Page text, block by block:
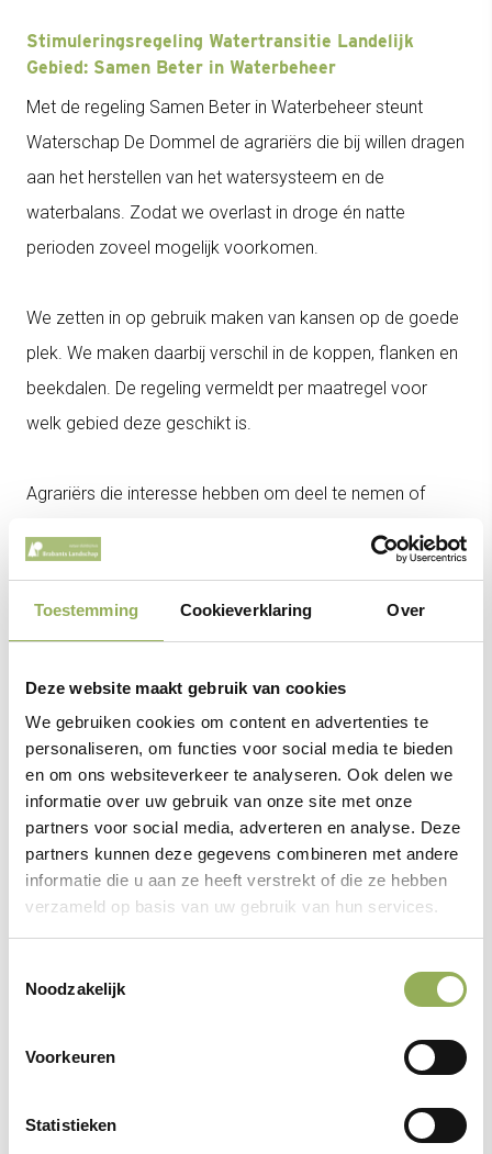
Toestemming Cookieverklaring Over
Deze website maakt gebruik van cookies
We gebruiken cookies om content en advertenties te
personaliseren, om functies voor social media te bieden
en om ons websiteverkeer te analyseren. Ook delen we
informatie over uw gebruik van onze site met onze
partners voor social media, adverteren en analyse. Deze
partners kunnen deze gegevens combineren met andere
informatie die u aan ze heeft verstrekt of die ze hebben
verzameld op basis van uw gebruik van hun services.
Noodzakelijk
Voorkeuren
Statistieken
Stimuleringsregeling Watertransitie Landelijk
Gebied: Samen Beter in Waterbeheer
Met de regeling Samen Beter in Waterbeheer steunt
Waterschap De Dommel de agrariërs die bij willen dragen
aan het herstellen van het watersysteem en de
waterbalans. Zodat we overlast in droge én natte
perioden zoveel mogelijk voorkomen.
We zetten in op gebruik maken van kansen op de goede
plek. We maken daarbij verschil in de koppen, flanken en
beekdalen. De regeling vermeldt per maatregel voor
welk gebied deze geschikt is.
Agrariërs die interesse hebben om deel te nemen of
melden.
Stimuleringsregeling Landschap 2.0
Ligt jouw grond niet in een werkgebied voor het agrarisch
natuurbeheer, maar je hebt belangstelling voor de aanleg
van bloemrijke randen of landschapselementen zoals
een houtsingel of poel, dan biedt de Stimuleringsregeling
Landschap 2.0 mogelijk kansen. Dit is een unieke regeling
Medewerkers van Groenloket Brabant bekijken graag
Stimuleringsregeling Landschap 2.0 voor jouw bedrijf